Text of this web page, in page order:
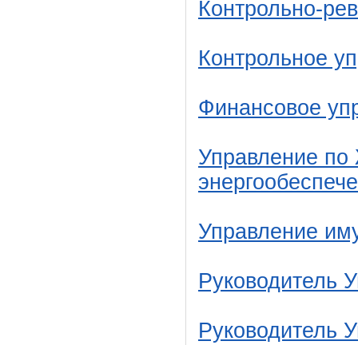
Контрольно-
Контрольное
Финансовое
Управление по
Управление
Руководитель
Руководитель